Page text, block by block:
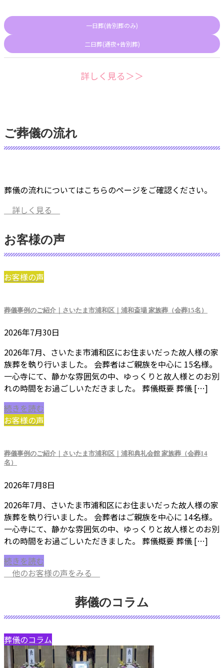
一日葬(告別葬のみ)
二日葬(通夜+告別葬)
詳しく見る＞＞
ご葬儀の流れ
葬儀の流れについてはこちらのページをご確認ください。
詳しく見る
お客様の声
お客様の声
葬儀事例のご紹介｜さいたま市浦和区｜浦和斎場 家族葬（会葬15名）
2026年7月30日
2026年7月、さいたま市浦和区にお住まいだった故人様の家
族葬を執り行いました。 会葬者はご親族を中心に 15名様。
一心寺にて、静かな雰囲気の中、ゆっくりと故人様とのお別
れの時間をお過ごしいただきました。 葬儀概要 葬儀 […]
続きを読む
お客様の声
葬儀事例のご紹介｜さいたま市浦和区｜浦和典礼会館 家族葬（会葬14
名）
2026年7月8日
2026年7月、さいたま市浦和区にお住まいだった故人様の家
族葬を執り行いました。 会葬者はご親族を中心に 14名様。
一心寺にて、静かな雰囲気の中、ゆっくりと故人様とのお別
れの時間をお過ごしいただきました。 葬儀概要 葬儀 […]
続きを読む
他のお客様の声をみる
葬儀のコラム
葬儀のコラム